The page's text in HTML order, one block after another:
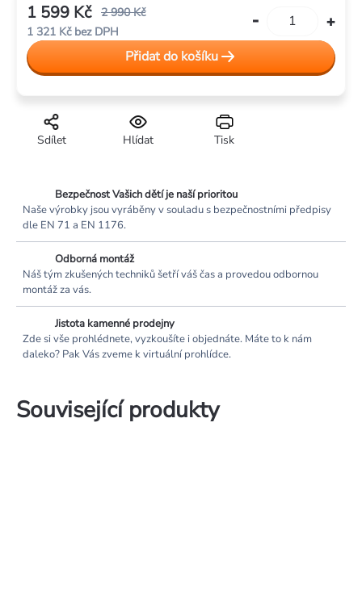
Tisk
Hlídat
Sdílet
2 990 Kč
1 599 Kč
1 321 Kč bez DPH
Měrná
cena:
Přidat do košíku
Bezpečnost Vašich dětí je naší prioritou
Naše výrobky jsou vyráběny v souladu s bezpečnostními předpisy
dle EN 71 a EN 1176.
Odborná montáž
Náš tým zkušených techniků šetří váš čas a provedou odbornou
montáž za vás.
Jistota kamenné prodejny
Zde si vše prohlédnete, vyzkoušíte i objednáte. Máte to k nám
daleko? Pak Vás zveme k virtuální prohlídce.
Související produkty